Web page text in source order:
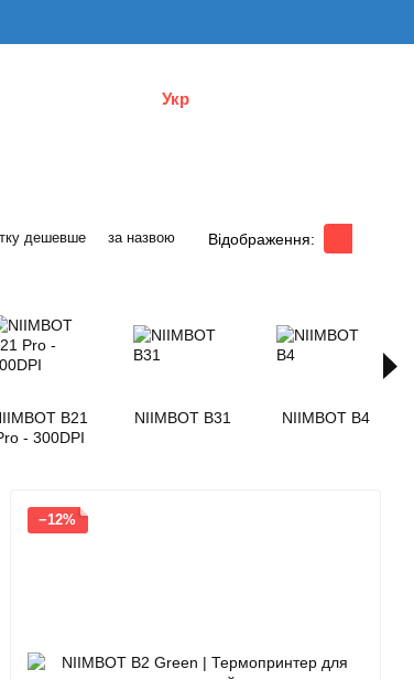
Укр
дешевше за назвою Відображення:
B21
- 300DPI
NIIMBOT B31 NIIMBOT B4
−12%